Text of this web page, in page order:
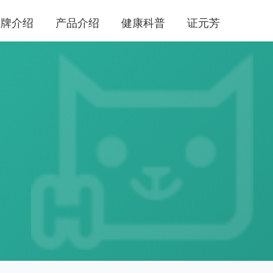
介绍 产品介绍 健康科普 证元芳